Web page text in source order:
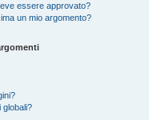
essere approvato?
un mio argomento?
globali?